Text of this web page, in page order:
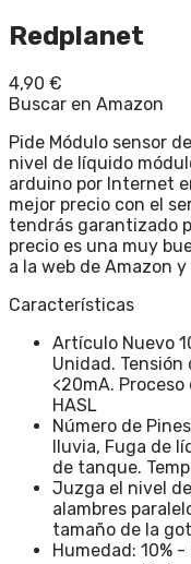
Redplanet
4,90 €
Buscar en Amazon
Pide Módulo sensor
nivel de líquido
arduino por Internet
mejor precio con el
tendrás garantizado
precio es una muy
a la web de Amazon y
Características
Artículo Nuevo
Unidad.
<20mA.
HASL
Número de
lluvia, Fuga de
de tanque.
Juzga el nivel
alambres
tamaño de la
Humedad: 10%